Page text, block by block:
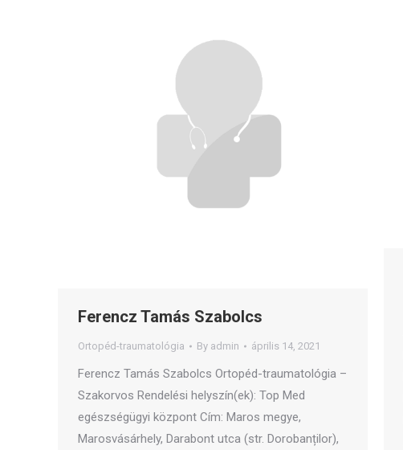
Ferencz Tamás Szabolcs
Ortopéd-traumatológia By admin április 14, 2021
Ferencz Tamás Szabolcs Ortopéd-traumatológia –
Szakorvos Rendelési helyszín(ek): Top Med
egészségügyi központ Cím: Maros megye,
Marosvásárhely, Darabont utca (str. Dorobanților),